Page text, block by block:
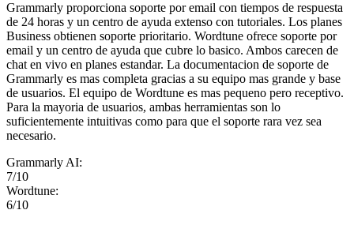
Grammarly proporciona soporte por email con tiempos de respuesta
de 24 horas y un centro de ayuda extenso con tutoriales. Los planes
Business obtienen soporte prioritario. Wordtune ofrece soporte por
email y un centro de ayuda que cubre lo basico. Ambos carecen de
chat en vivo en planes estandar. La documentacion de soporte de
Grammarly es mas completa gracias a su equipo mas grande y base
de usuarios. El equipo de Wordtune es mas pequeno pero receptivo.
Para la mayoria de usuarios, ambas herramientas son lo
suficientemente intuitivas como para que el soporte rara vez sea
necesario.
Grammarly AI:
7/10
Wordtune:
6/10